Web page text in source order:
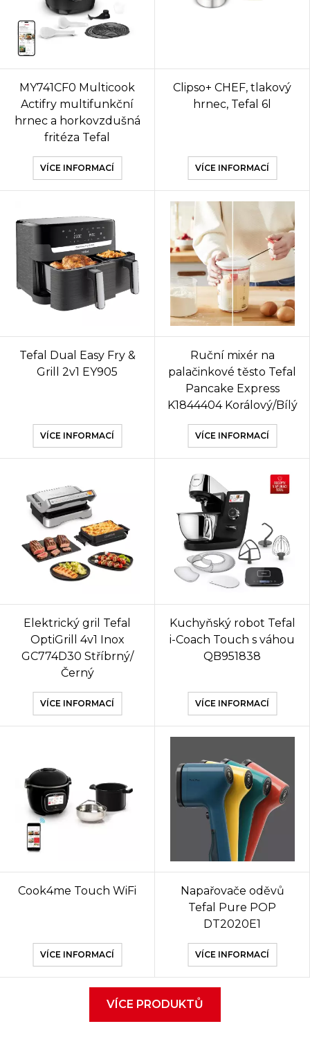
MY741CF0 Multicook
Actifry multifunkční
hrnec a horkovzdušná
fritéza Tefal
VÍCE INFORMACÍ
Clipso+ CHEF, tlakový
hrnec, Tefal 6l
VÍCE INFORMACÍ
Tefal Dual Easy Fry &
Grill 2v1 EY905
VÍCE INFORMACÍ
Ruční mixér na
palačinkové těsto Tefal
Pancake Express
K1844404 Korálový/Bílý
VÍCE INFORMACÍ
Elektrický gril Tefal
OptiGrill 4v1 Inox
GC774D30 Stříbrný/
Černý
VÍCE INFORMACÍ
Kuchyňský robot Tefal
i-Coach Touch s váhou
QB951838
VÍCE INFORMACÍ
Cook4me Touch WiFi
VÍCE INFORMACÍ
Napařovače oděvů
Tefal Pure POP
DT2020E1
VÍCE INFORMACÍ
VÍCE PRODUKTŮ